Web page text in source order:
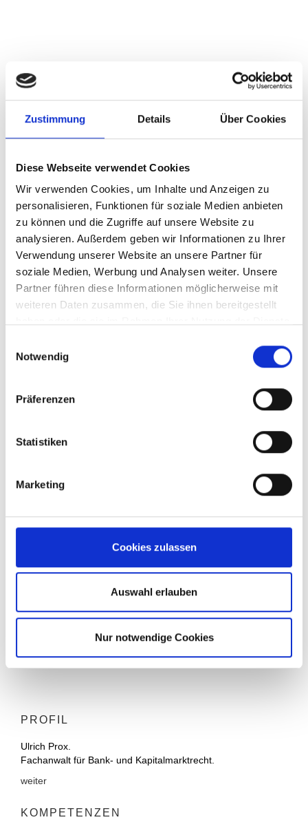
Zustimmung Details Über Cookies
Diese Webseite verwendet Cookies
Wir verwenden Cookies, um Inhalte und Anzeigen zu
personalisieren, Funktionen für soziale Medien anbieten
zu können und die Zugriffe auf unsere Website zu
analysieren. Außerdem geben wir Informationen zu Ihrer
Verwendung unserer Website an unsere Partner für
soziale Medien, Werbung und Analysen weiter. Unsere
Partner führen diese Informationen möglicherweise mit
weiteren Daten zusammen, die Sie ihnen bereitgestellt
Notwendig
Präferenzen
Statistiken
Marketing
Cookies zulassen
Auswahl erlauben
Nur notwendige Cookies
PROFIL
Ulrich Prox.
Fachanwalt für Bank- und Kapitalmarktrecht.
weiter
KOMPETENZEN